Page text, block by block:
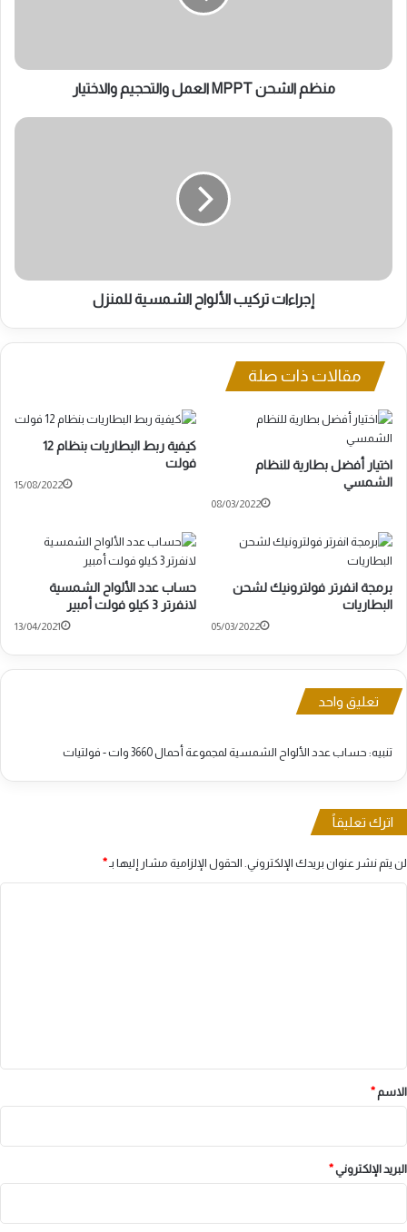
منظم الشحن MPPT العمل والتحجيم والاختيار
إجراءات
إجراءات تركيب الألواح الشمسية للمنزل
مقالات ذات صلة
كيفية ربط البطاريات بنظام 12
فولت
15/08/2022
اختيار أفضل بطارية للنظام
الشمسي
08/03/2022
حساب عدد الألواح الشمسية
لانفرتر 3 كيلو فولت أمبير
13/04/2021
برمجة انفرتر فولترونيك لشحن
البطاريات
05/03/2022
تعليق واحد
تنبيه: حساب عدد الألواح الشمسية لمجموعة أحمال 3660 وات - فولتيات
اترك تعليقاً
لن يتم نشر عنوان بريدك الإلكتروني. الحقول الإلزامية مشار إليها بـ*
*
الاسم *
البريد الإلكتروني*